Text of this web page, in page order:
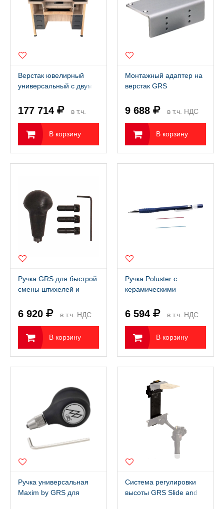
Верстак ювелирный
универсальный с двумя
массива дуба
177 714 в т.ч.
НДС 22%
В корзину
Монтажный адаптер на
верстак GRS
9 688 в т.ч. НДС
В корзину
Ручка GRS для быстрой
смены штихелей и
6 920 в т.ч. НДС
В корзину
Ручка Poluster с
керамическими
полировки в
местах (0.9x50мм
800grit и 1200grit)
6 594 в т.ч. НДС
В корзину
Ручка универсальная
Maxim by GRS для
Система регулировки
высоты GRS Slide and